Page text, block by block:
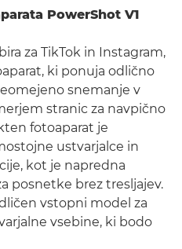
PowerShot V1
za TikTok in Instagram,
ki ponuja odlično
snemanje v
stranic za navpično
fotoaparat je
ustvarjalce in
kot je napredna
posnetke brez tresljajev.
vstopni model za
vsebine, ki bodo